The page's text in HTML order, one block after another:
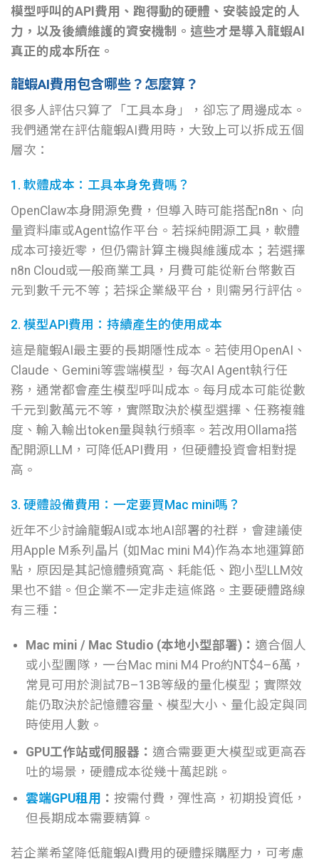
模型呼叫的API費用、跑得動的硬體、安裝設定的人
力，以及後續維護的資安機制。這些才是導入龍蝦AI
真正的成本所在。
龍蝦AI費用包含哪些？怎麼算？
很多人評估只算了「工具本身」，卻忘了周邊成本。
我們通常在評估龍蝦AI費用時，大致上可以拆成五個
層次：
1. 軟體成本：工具本身免費嗎？
OpenClaw本身開源免費，但導入時可能搭配n8n、向
量資料庫或Agent協作平台。若採純開源工具，軟體
成本可接近零，但仍需計算主機與維護成本；若選擇
n8n Cloud或一般商業工具，月費可能從新台幣數百
元到數千元不等；若採企業級平台，則需另行評估。
2. 模型API費用：持續產生的使用成本
這是龍蝦AI最主要的長期隱性成本。若使用OpenAI、
Claude、Gemini等雲端模型，每次AI Agent執行任
務，通常都會產生模型呼叫成本。每月成本可能從數
千元到數萬元不等，實際取決於模型選擇、任務複雜
度、輸入輸出token量與執行頻率。若改用Ollama搭
配開源LLM，可降低API費用，但硬體投資會相對提
高。
3. 硬體設備費用：一定要買Mac mini嗎？
近年不少討論龍蝦AI或本地AI部署的社群，會建議使
用Apple M系列晶片 (如Mac mini M4)作為本地運算節
點，原因是其記憶體頻寬高、耗能低、跑小型LLM效
果也不錯。但企業不一定非走這條路。主要硬體路線
有三種：
Mac mini / Mac Studio (本地小型部署)： 適合個人
或小型團隊，一台Mac mini M4 Pro約NT$4–6萬，
常見可用於測試7B–13B等級的量化模型；實際效
能仍取決於記憶體容量、模型大小、量化設定與同
時使用人數。
GPU工作站或伺服器： 適合需要更大模型或更高吞
吐的場景，硬體成本從幾十萬起跳。
雲端GPU租用 ： 按需付費，彈性高，初期投資低，
但長期成本需要精算。
若企業希望降低龍蝦AI費用的硬體採購壓力，可考慮